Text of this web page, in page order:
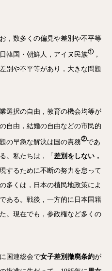
，数多くの偏見や差別や不平等
韓国・朝鮮人，アイヌ民族① ，
別や不平等があり，大きな問題
選択の自由，教育の機会均等が
自由，結婚の自由などの市民的
の早急な解決は国の責務②であ
。私たちは，「 差別をしない，
するために不断の努力を怠って
多くは，日本の植民地政策によ
ある。戦後，一方的に日本国籍
。現在でも，参政権など多くの
国連総会で女子差別撤廃条約が